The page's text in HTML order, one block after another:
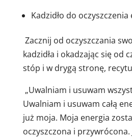
Kadzidło do oczyszczenia
Zacznij od oczyszczania
kadzidła i okadzając się od
stóp i w drygą stronę,
„Uwalniam i usuwam
Uwalniam i usuwam całą
już moja. Moja energia
oczyszczona i przywrócona.